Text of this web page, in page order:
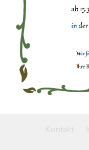
Kontakt